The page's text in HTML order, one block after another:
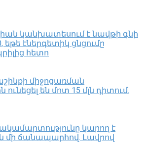
կանխատեսում է նավթի գնի
եթե էներգետիկ ցնցումը
հետո
միջոցառման
ունեցել են մոտ 15 մլն դիտում.
կարող է
մի ճանապարհով․ Լավրով